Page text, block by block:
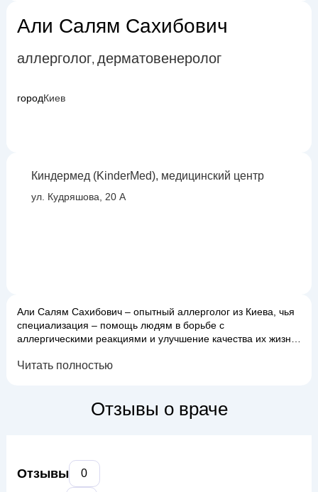
Али Салям Сахибович
аллерголог, дерматовенеролог
городКиев
Киндермед (KinderMed), медицинский центр
ул. Кудряшова, 20 А
Али Салям Сахибович – опытный аллерголог из Киева, чья
специализация – помощь людям в борьбе с
аллергическими реакциями и улучшение качества их жизни.
лечением широкого спектра аллергических заболеваний,
практике он применяет современные методы ...
Читать полностью
Отзывы о враче
Отзывы 0